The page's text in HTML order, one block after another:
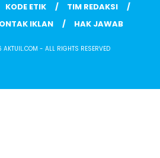
KODE ETIK
TIM REDAKSI
IKLAN HAK JAWAB
- ALL RIGHTS RESERVED